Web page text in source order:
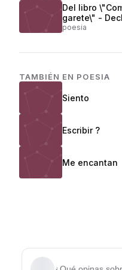
Del libro
garete\" -
poesia
TAMBIÉN EN POESIA
Siento
Escribir ?
Me encantan